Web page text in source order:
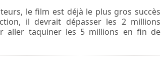
le film est déjà le plus gros succès
il devrait dépasser les 2 millions
aller taquiner les 5 millions en fin de